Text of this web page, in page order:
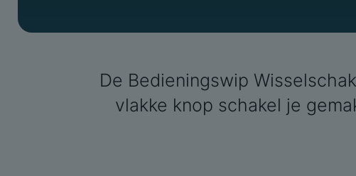
De Bedieningswip
vlakke knop schakel je